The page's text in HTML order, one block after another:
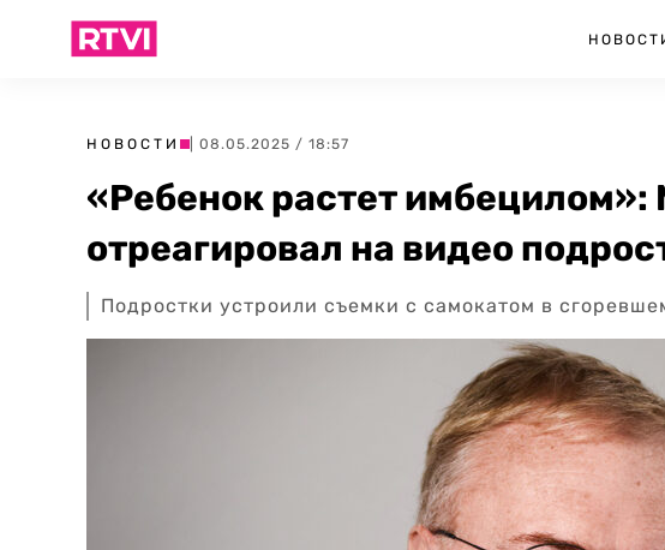
НОВОСТИ | 08.05.2025 / 18:57
«Ребенок растет имбецилом»:
отреагировал на видео
Подростки устроили съемки с самокатом в